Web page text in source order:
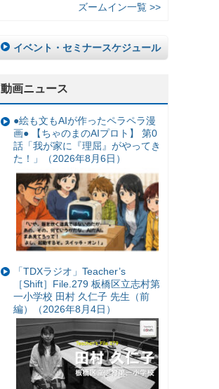
ズームイン一覧 >>
イベント・セミナースケジュール
動画ニュース
●絵も文もAIが作ったペラペラ漫
画● 【ちゃのまのAIプロト】 第0
話「我が家に『理屈』がやってき
た！」（2026年8月6日）
「TDXラジオ」Teacher’s
［Shift］File.279 板橋区立志村第
一小学校 田村 久仁子 先生（前
編）（2026年8月4日）